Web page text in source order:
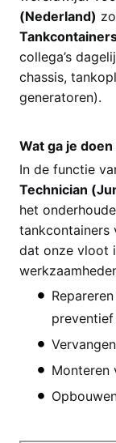
(Nederland)
collega’s
chassis,
generatoren).
Wat ga je
In de functie
Technician
het
tankcontainers
dat onze vloot
Monteren